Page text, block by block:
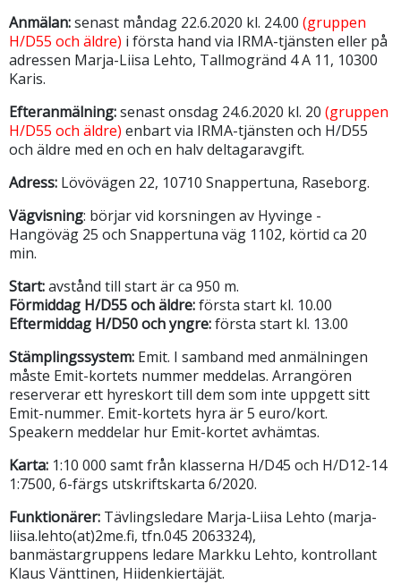
Anmälan:senast måndag 22.6.2020 kl. 24.00 (gruppen
H/D55 och äldre) i första hand via IRMA-tjänsten eller på
adressen Marja-Liisa Lehto, Tallmogränd 4 A 11, 10300
Karis.
Efteranmälning:senast onsdag 24.6.2020 kl. 20 (gruppen
H/D55 och äldre) enbart via IRMA-tjänsten och H/D55
och äldre med en och en halv deltagaravgift.
Adress: Lövövägen 22, 10710 Snappertuna, Raseborg.
Vägvisning: börjar vid korsningen av Hyvinge -
Hangöväg 25 och Snappertuna väg 1102, körtid ca 20
min.
Start:avstånd till start är ca 950 m.
Förmiddag H/D55 och äldre:första start kl. 10.00
Eftermiddag H/D50 och yngre:första start kl. 13.00
Stämplingssystem: Emit. I samband med anmälningen
måste Emit-kortets nummer meddelas. Arrangören
reserverar ett hyreskort till dem som inte uppgett sitt
Emit-nummer. Emit-kortets hyra är 5 euro/kort.
Speakern meddelar hur Emit-kortet avhämtas.
Karta: 1:10 000 samt från klasserna H/D45 och H/D12-14
1:7500, 6-färgs utskriftskarta 6/2020.
Funktionärer: Tävlingsledare Marja-Liisa Lehto (marja-
liisa.lehto(at)2me.fi, tfn.045 2063324),
banmästargruppens ledare Markku Lehto, kontrollant
Klaus Vänttinen, Hiidenkiertäjät.